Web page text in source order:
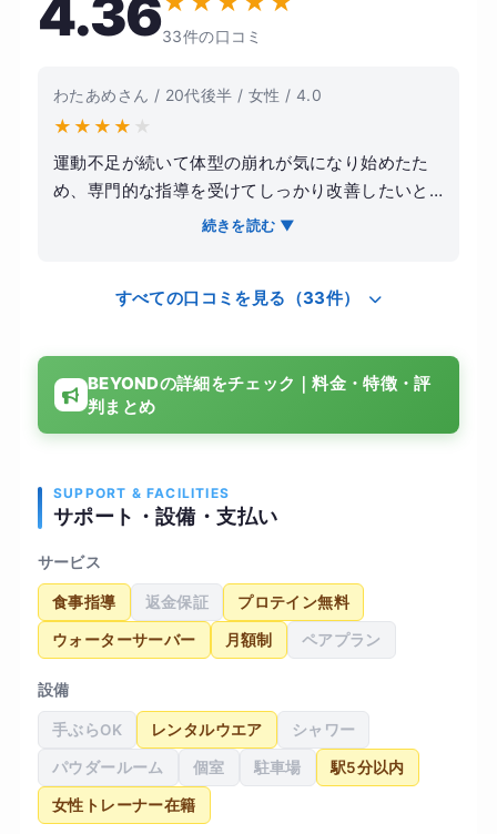
4.3633件の口コミ
わたあめさん / 20代後半 / 女性 / 4.0
★ ★ ★ ★ ★
運動不足が続いて体型の崩れが気になり始めたた
め、専門的な指導を受けてしっかり改善したいと
思い入会しました。特に、自己流では分からない
ーの方がその日の体調や目標に合わせてメニュー
きました。フォームの指導も丁寧で、自分では気
づけない癖を細かく修正してもらえた点が印象的
です。食事についても極端な制限ではなく、現実
的に続けられる提案をしてもらえたので、日常生
だけでなく見た目にも変化が現れ、周囲からも気
づかれるようになりました。継続する習慣が身に
ついたことも大きな収穫だと感じています。
続きを読む ▼
すべての口コミを見る（33件）
BEYONDの詳細をチェック｜料金・特徴・評
判まとめ
SUPPORT & FACILITIES
サポート・設備・支払い
サービス
食事指導 返金保証 プロテイン無料
ウォーターサーバー 月額制 ペアプラン
設備
手ぶらOK レンタルウエア シャワー
パウダールーム 個室 駐車場 駅5分以内
女性トレーナー在籍